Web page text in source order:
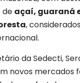
de açaí, guaraná
,
da Sedecti,
novos mercados